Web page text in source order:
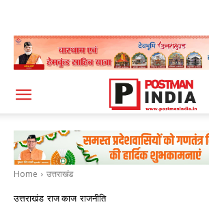
Home उत्तराखंड
उत्तराखंड राज काज राजनीति